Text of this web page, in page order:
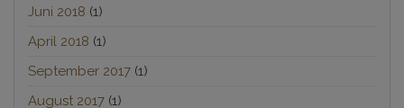
Juni 2018 (1)
April 2018 (1)
September 2017 (1)
August 2017 (1)